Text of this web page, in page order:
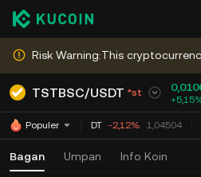
Risk Warning:This
TSTBSC/USDT *st
PopulerXRP USDT -2,12% 1,04504
Bagan Umpan Info Koin